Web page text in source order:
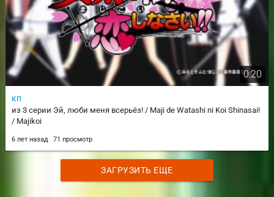
0:20
кп
из 3 серии Эй, люби меня всерьёз! / Maji de Watashi ni Koi Shinasai!
/ Majikoi
6 лет назад 71 просмотр
ЗАГРУЗИТЬ ЕЩЕ